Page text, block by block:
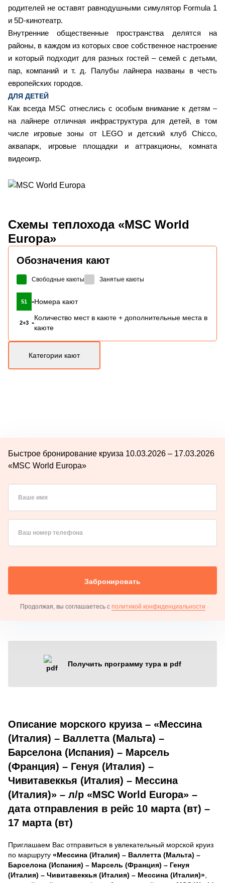
родителей не оставят равнодушными симулятор Formula 1
и 5D-кинотеатр.
Внутренние общественные пространства делятся на
районы, в каждом из которых свое собственное настроение
и который подходит для разных гостей – семей с детьми,
пар, компаний и т. д. Палубы лайнера названы в честь
европейских городов.
ДЛЯ ДЕТЕЙ
Как всегда MSC отнеслись с особым внимание к детям –
на лайнере отличная инфраструктура для детей, в том
числе игровые зоны от LEGO и детский клуб Chicco,
аквапарк, игровые площадки и аттракционы, комната
видеоигр.
Схемы теплохода «MSC World
Europa»
Обозначения кают
Свободные каюты Занятые каюты
51 -Номера кают
2+3 -
Количество мест в каюте + дополнительные места в
каюте
Категории кают
Быстрое бронирование круиза 10.03.2026 – 17.03.2026
«MSC World Europa»
Ваше имя
Ваш номер телефона
Забронировать
Продолжая, вы соглашаетесь с политикой конфиденциальности
Получить программу тура в pdf
Описание морского круиза – «Мессина
(Италия) – Валлетта (Мальта) –
Барселона (Испания) – Марсель
(Франция) – Генуя (Италия) –
Чивитавеккья (Италия) – Мессина
(Италия)» – л/р «MSC World Europa» –
дата отправления в рейс 10 марта (вт) –
17 марта (вт)
Приглашаем Вас отправиться в увлекательный морской круиз
по маршруту «Мессина (Италия) – Валлетта (Мальта) –
Барселона (Испания) – Марсель (Франция) – Генуя
(Италия) – Чивитавеккья (Италия) – Мессина (Италия)»